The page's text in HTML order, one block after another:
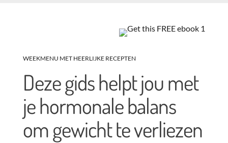
WEEKMENU MET HEERLIJKE RECEPTEN
Deze gids helpt jou met
je hormonale balans
om gewicht te verliezen